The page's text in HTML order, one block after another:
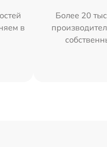
в
Более 20